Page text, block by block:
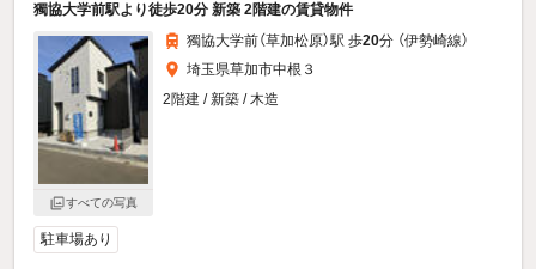
獨協大学前駅より徒歩20分 新築 2階建の賃貸物件
すべての写真
獨協大学前（草加松原）駅 歩20分 （伊勢崎線）
埼玉県草加市中根３
2階建 / 新築 / 木造
駐車場あり